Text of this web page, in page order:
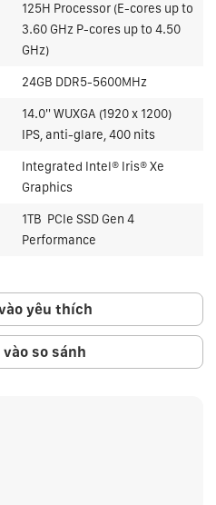
125H Processor (E-cores up to
3.60 GHz P-cores up to 4.50
GHz)
24GB DDR5-5600MHz
14.0'' WUXGA (1920 x 1200)
IPS, anti-glare, 400 nits
Integrated Intel® Iris® Xe
Graphics
1TB PCIe SSD Gen 4
Performance
yêu thích
vào so sánh